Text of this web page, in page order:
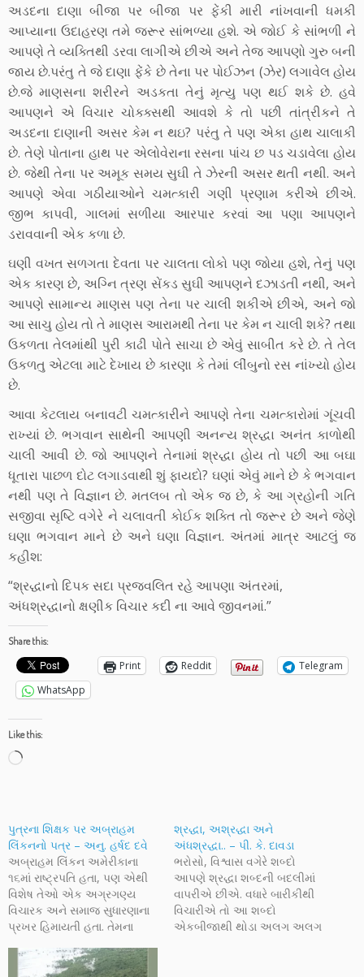
અડદના દાણા બીજા પર બીજા પર ફેંકી મારી નાંખવાની ધમકી
આપ્યાના ઉદાહરણ તમે જરૂર સાંભળ્યા હશે. એ જોઈ કે સાંભળી ને
આપણે તે વ્યક્તિથી ડરવા લાગીએ છીએ અને તેજ આપણો ગુરુ બની
જાય છે.પરંતુ તે જે દાણા ફેંકે છે તેના પર પોઈઝન (ઝેર) લગાવેલ હોય
છે.જે માણસના શરીરને અડકતા તેનું મૃત્યુ પણ થઈ શકે છે. હવે
આપણને એ વિચાર ચોક્ક્સથી આવશે કે તો પછી તાંત્રીકને તે
અડદના દાણાની અસર કેમ ન થઇ? પરંતુ તે પણ એકા હાથ ચાલાકી
છે. તેણે પોતાના હાથ પર એલોવેરાના રસના પાંચ છ પડ ચડાવેલા હોય
છે. જેથી તેના પર અમૂક સમય સુઘી તે ઝેરની અસર થતી નથી. અને
આપણે એવા ગઠીયાઓને ચમત્કારી ગણી પ્રણામ કરીએ છીએ.
જીભ કાપવી, ગાલમાં સળીયા આરપાર કરવાં આ પણા આપણને
ડરાવવાની એક કળા છે.
ઘણી વખત સળગતા દેવતા પર ચાલતા લોકો પણ જોયા હશે, તેનું પણ
એક કારણ છે, અગ્નિ ત્રણ સેંકડ સુઘી આપણને દઝાડતી નથી, અને
આપણે સામાન્ય માણસ પણ તેના પર ચાલી શકીએ છીએ, અને જો
આ સાચુ હોય તો તે માણસ આરામથી તેના પર કેમ ન ચાલી શકે? તથા
ઉકળતા તેલમાંથી પુરી કાઢી પોતે સાચા છે એવું સાબીત કરે છે. તે તેલ
ઉકળતુ એટલા માટે દેખાય છે કારણા કે તેમાં લીંબુનો રસ નાંખ્યો હોય
છે.
આવા કેટલાય બનાવટી ચમત્કારીને આપણે તેના ચમત્કારોમાં ગૂંચવી
રાખ્યાં છે. ભગવાન સાથેની આપણી અનન્ય શ્રદ્ધા અનંત કાળોથી
ચાલી આવી છે. જો આપણને તેનામાં શ્રદ્ધા હોય તો પછી આ બઘા
ધૂતારા પાછળ દોટ લગાડવાથી શું ફાયદો? ઘણાં એવું માને છે કે ભગવાન
નથી પણ તે વિજ્ઞાન છે. મતલબ તો એક જ છે, કે આ ગ્રહોની ગતિ
સજીવા સૃષ્ટિ વગેરે ને ચલાવતી કોઈક શક્તિ તો જરૂર છે અને જેણે
ઘણા ભગવાન માને છે અને ઘણા વિજ્ઞાન. અંતમાં માત્ર આટલું જ
કહીશ:
“શ્રદ્ધાનો દિપક સદા પ્રજ્વલિત રહે આપણા અંતરમાં,
અંધશ્રદ્ધાનો ક્ષણીક વિચાર કદી ના આવે જીવનમાં.”
Share this:
Print Reddit
Telegram
WhatsApp
Like this:
Loading…
પુત્રના શિક્ષક પર અબ્રાહમ
લિંકનનો પત્ર – અનુ. હર્ષદ દવે
અબ્રાહમ લિંકન અમેરીકાના
૧૬માં રાષ્ટ્રપતિ હતા, પણ એથી
વિશેષ તેઓ એક અગ્રગણ્ય
વિચારક અને સમાજ સુધારણાના
પ્રખર હિમાયતી હતા. તેમના
શિક્ષકને તેમણે લખેલો પત્ર એક
શ્રદ્ધા, અશ્રદ્ધા અને
અંધશ્રદ્ધા.. – પી. કે. દાવડા
ભરોસો, વિશ્વાસ વગેરે શબ્દો
આપણે શ્રદ્ધા શબ્દની બદલીમાં
વાપરીએ છીએ. વધારે બારીકીથી
વિચારીએ તો આ શબ્દો
એકબીજાથી થોડા અલગ અલગ